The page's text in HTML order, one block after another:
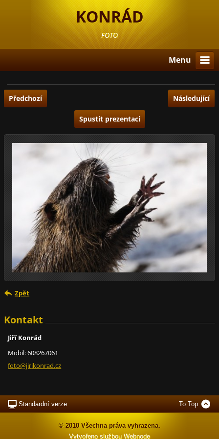
KONRÁD
FOTO
Menu
Předchozí Následující
Spustit prezentaci
Zpět
Kontakt
Jiří Konrád
Mobil: 608267061
foto@jirikonrad.cz
Standardní verze To Top
© 2010 Všechna práva vyhrazena.
Vytvořeno službou Webnode